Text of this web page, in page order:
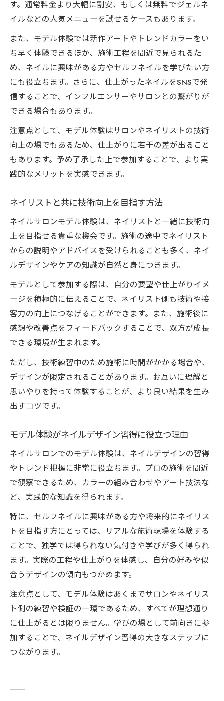
す。通常料金より大幅に割安、もしくは無料でジェルネ
イルなどの人気メニューを試せるケースもあります。
また、モデル体験では新作アートやトレンドカラーをい
ち早く体験できるほか、施術工程を間近で見られるた
め、ネイルに興味がある方やセルフネイルを学びたい方
にも役立ちます。さらに、仕上がったネイルをSNSで発
信することで、インフルエンサーやサロンとの繋がりが
できる場合もあります。
注意点として、モデル体験はサロンやネイリストの技術
向上の場でもあるため、仕上がりに若干の差が出ること
もあります。予め了承した上で参加することで、より実
践的なメリットを実感できます。
ネイリストと共に技術向上を目指す方法
ネイルサロンモデル体験は、ネイリストと一緒に技術向
上を目指せる貴重な機会です。施術の途中でネイリスト
からの説明やアドバイスを受けられることも多く、ネイ
ルデザインやケアの知識が自然と身につきます。
モデルとして参加する際は、自分の要望や仕上がりイメ
ージを積極的に伝えることで、ネイリスト側も技術や接
客力の向上につなげることができます。また、施術後に
感想や改善点をフィードバックすることで、双方が成長
できる環境が生まれます。
ただし、技術練習中のため施術に時間がかかる場合や、
デザインが限定されることがあります。お互いに理解と
思いやりを持って体験することが、より良い結果を生み
出すコツです。
モデル体験がネイルデザイン習得に役立つ理由
ネイルサロンでのモデル体験は、ネイルデザインの習得
やトレンド把握に非常に役立ちます。プロの施術を間近
で観察できるため、カラーの組み合わせやアート技法な
ど、実践的な知識を得られます。
特に、セルフネイルに興味がある方や将来的にネイリス
トを目指す方にとっては、リアルな施術現場を体験する
ことで、独学では得られない気付きや学びが多く得られ
ます。実際の工程や仕上がりを体感し、自分の好みや似
合うデザインの傾向もつかめます。
注意点として、モデル体験はあくまでサロンやネイリス
ト側の練習や検証の一環であるため、すべてが理想通り
に仕上がるとは限りません。学びの場として前向きに参
加することで、ネイルデザイン習得の大きなステップに
つながります。